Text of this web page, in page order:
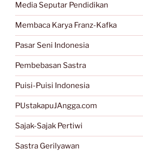
Media Seputar Pendidikan
Membaca Karya Franz-Kafka
Pasar Seni Indonesia
Pembebasan Sastra
Puisi-Puisi Indonesia
PUstakapuJAngga.com
Sajak-Sajak Pertiwi
Sastra Gerilyawan